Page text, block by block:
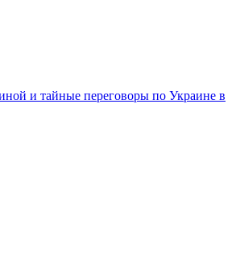
и тайные переговоры по Украине в